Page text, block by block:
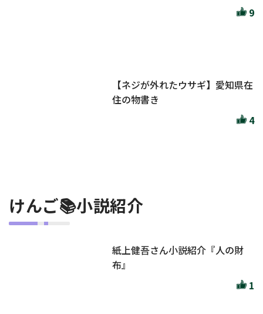
9
【ネジが外れたウサギ】愛知県在
住の物書き
4
けんご📚小説紹介
紙上健吾さん小説紹介『人の財
布』
1